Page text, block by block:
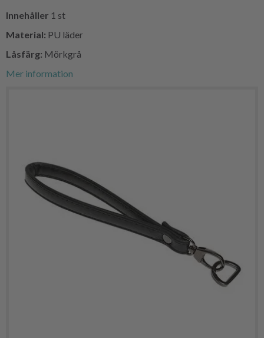
Innehåller 1 st
Material: PU läder
Låsfärg: Mörkgrå
Mer information